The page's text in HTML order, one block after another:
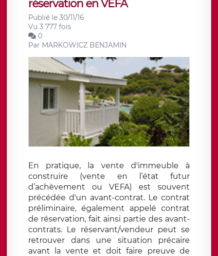
réservation en VEFA
Publié le 30/11/16
Vu 3 777 fois
0
Par MARKOWICZ BENJAMIN
En pratique, la vente d'immeuble à
construire (vente en l’état futur
d’achèvement ou VEFA) est souvent
précédée d'un avant-contrat. Le contrat
préliminaire, également appelé contrat
de réservation, fait ainsi partie des avant-
contrats. Le réservant/vendeur peut se
retrouver dans une situation précaire
avant la vente et doit faire preuve de